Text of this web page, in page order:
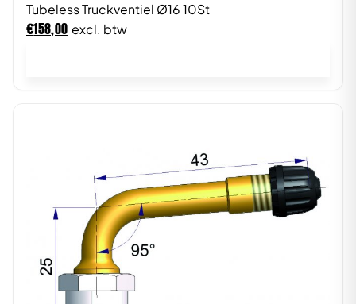
Tubeless Truckventiel Ø16 10St
€158,00 excl. btw